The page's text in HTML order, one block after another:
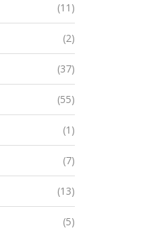
(11)
(2)
(37)
(55)
(1)
(7)
(13)
(5)